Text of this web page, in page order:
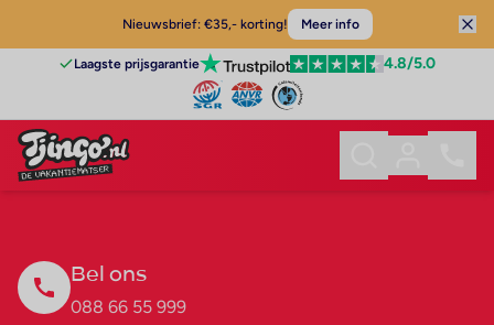
Nieuwsbrief: €35,- korting! Meer info
Laagste prijsgarantie 4.8/5.0
Bel ons
088 66 55 999